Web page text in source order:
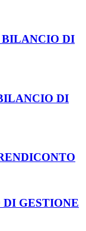
BILANCIO DI
DI
DI GESTIONE